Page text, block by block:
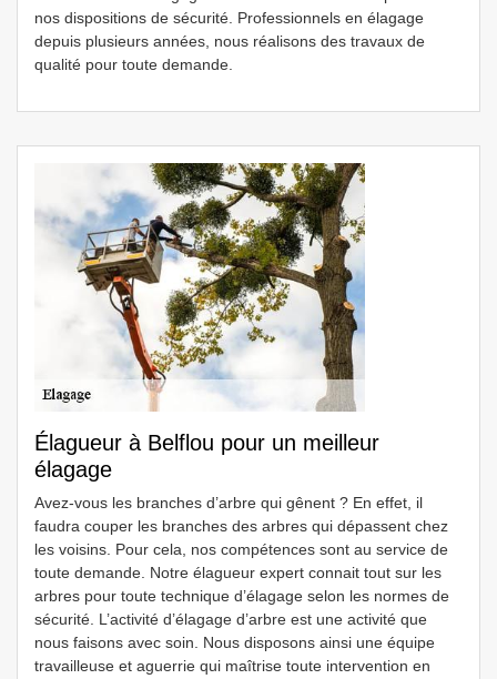
nos dispositions de sécurité. Professionnels en élagage
depuis plusieurs années, nous réalisons des travaux de
qualité pour toute demande.
Élagueur à Belflou pour un meilleur
élagage
Avez-vous les branches d’arbre qui gênent ? En effet, il
faudra couper les branches des arbres qui dépassent chez
les voisins. Pour cela, nos compétences sont au service de
toute demande. Notre élagueur expert connait tout sur les
arbres pour toute technique d’élagage selon les normes de
sécurité. L’activité d’élagage d’arbre est une activité que
nous faisons avec soin. Nous disposons ainsi une équipe
travailleuse et aguerrie qui maîtrise toute intervention en